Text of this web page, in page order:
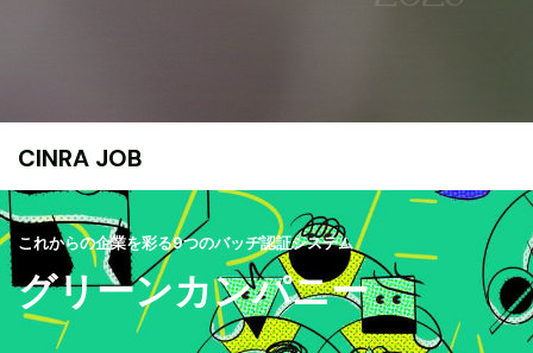
CINRA JOB
これからの企業を彩る9つのバッヂ認証システム
グリーンカンパニー